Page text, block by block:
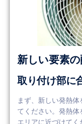
新しい要素
取り付け部に
まず、新しい発熱
てください。発熱
エリアに近づけて